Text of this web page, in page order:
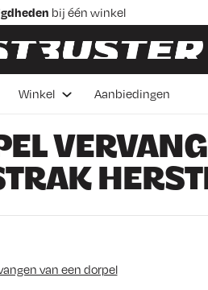
bij één winkel
Winkel Aanbiedingen
van een dorpel